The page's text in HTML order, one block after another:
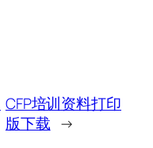
CFP培训资料打印
版下载 →